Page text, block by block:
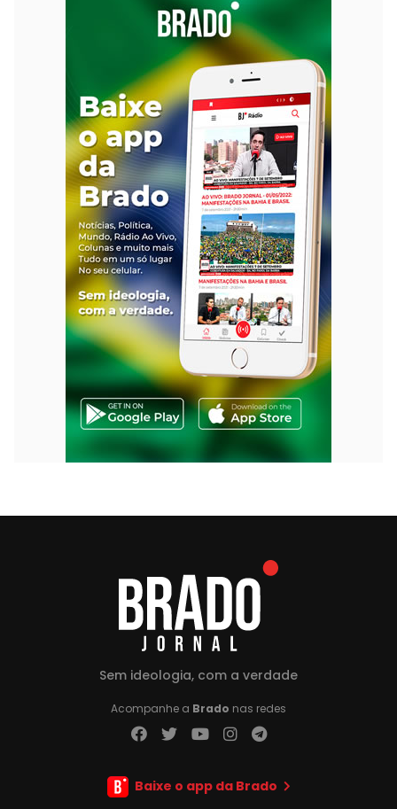
Sem ideologia, com a verdade
Acompanhe a Brado nas redes
Baixe o app da Brado